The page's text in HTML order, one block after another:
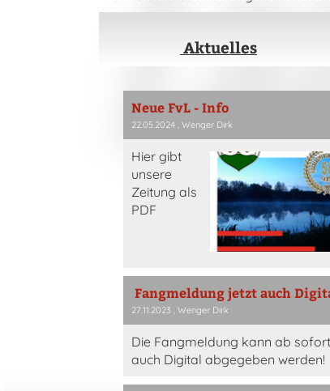
Aktuelles
Neue FvL - Info
22.05.2024 , Wenger Dirk
Hier gibt
unsere
Zeitung als
PDF
Fangmeldung jetzt auch
27.11.2023 , Wenger Dirk
Die Fangmeldung kann ab
auch Digital abgegeben werden!